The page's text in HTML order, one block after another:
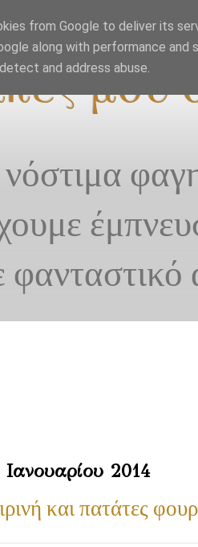
μου
φανταστικό
2014
και πατάτες
from Google to deliver its
along with performance
and address abuse.